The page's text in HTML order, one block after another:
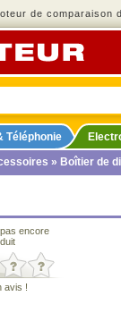
de comparaison
Téléphonie
» Boîtier de
encore
avis !